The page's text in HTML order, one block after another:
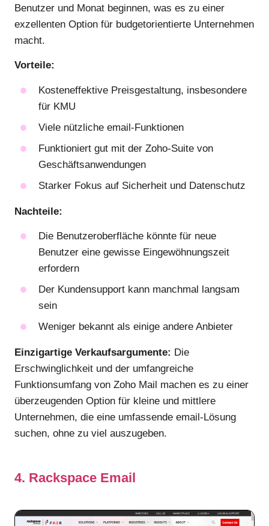
Benutzer und Monat beginnen, was es zu einer
exzellenten Option für budgetorientierte Unternehmen
macht.
Vorteile:
Kosteneffektive Preisgestaltung, insbesondere
für KMU
Viele nützliche email-Funktionen
Funktioniert gut mit der Zoho-Suite von
Geschäftsanwendungen
Starker Fokus auf Sicherheit und Datenschutz
Nachteile:
Die Benutzeroberfläche könnte für neue
Benutzer eine gewisse Eingewöhnungszeit
erfordern
Der Kundensupport kann manchmal langsam
sein
Weniger bekannt als einige andere Anbieter
Einzigartige Verkaufsargumente: Die
Erschwinglichkeit und der umfangreiche
Funktionsumfang von Zoho Mail machen es zu einer
überzeugenden Option für kleine und mittlere
Unternehmen, die eine umfassende email-Lösung
suchen, ohne zu viel auszugeben.
4. Rackspace Email